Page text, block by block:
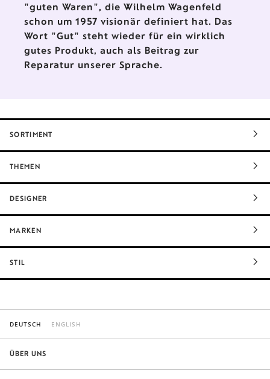
"guten Waren", die Wilhelm Wagenfeld
schon um 1957 visionär definiert hat. Das
Wort "Gut" steht wieder für ein wirklich
gutes Produkt, auch als Beitrag zur
Reparatur unserer Sprache.
SORTIMENT
THEMEN
DESIGNER
MARKEN
STIL
DEUTSCH ENGLISH
ÜBER UNS